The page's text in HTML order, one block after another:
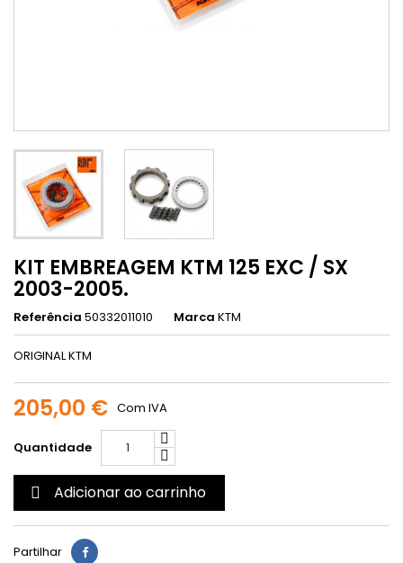
KIT EMBREAGEM KTM 125 EXC / SX
2003-2005.
Referência 50332011010 Marca KTM
ORIGINAL KTM
205,00 € Com IVA
Quantidade
 Adicionar ao carrinho
Partilhar